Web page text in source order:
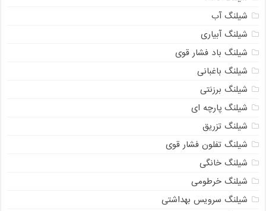
شیلنگ آب
شیلنگ آبیاری
شیلنگ باد فشار قوی
شیلنگ باغبانی
شیلنگ برزنتی
شیلنگ پارچه‌ ای
شیلنگ تزریق
شیلنگ تفلون فشار قوی
شیلنگ خانگی
شیلنگ خرطومی
شیلنگ سرویس بهداشتی